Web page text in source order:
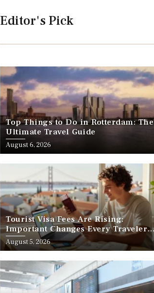
Editor's Pick
Top Things to Do in Rotterdam: The
Ultimate Travel Guide
August 6, 2026
Tourist Visa Fees Are Rising:
Important Changes Every Traveler
Should Know
August 5, 2026